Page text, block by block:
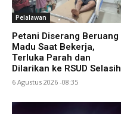
Pelalawan
Petani Diserang Beruang
Madu Saat Bekerja,
Terluka Parah dan
Dilarikan ke RSUD Selasih
6 Agustus 2026 -08:35